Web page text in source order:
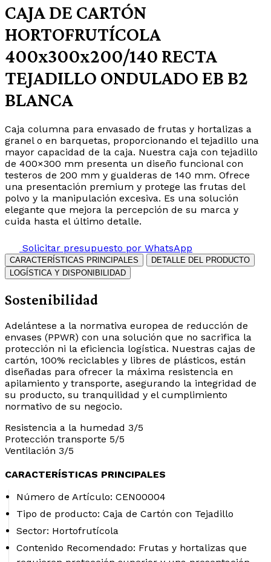
CAJA DE CARTÓN
HORTOFRUTÍCOLA
400x300x200/140 RECTA
TEJADILLO ONDULADO EB B2
BLANCA
Caja columna para envasado de frutas y hortalizas a
granel o en barquetas, proporcionando el tejadillo una
mayor capacidad de la caja. Nuestra caja con tejadillo
de 400×300 mm presenta un diseño funcional con
testeros de 200 mm y gualderas de 140 mm. Ofrece
una presentación premium y protege las frutas del
polvo y la manipulación excesiva. Es una solución
elegante que mejora la percepción de su marca y
cuida hasta el último detalle.
Solicitar presupuesto por WhatsApp
CARACTERÍSTICAS PRINCIPALES
DETALLE DEL PRODUCTO
LOGÍSTICA Y DISPONIBILIDAD
Sostenibilidad
Adelántese a la normativa europea de reducción de
envases (PPWR) con una solución que no sacrifica la
protección ni la eficiencia logística. Nuestras cajas de
cartón, 100% reciclables y libres de plásticos, están
diseñadas para ofrecer la máxima resistencia en
apilamiento y transporte, asegurando la integridad de
su producto, su tranquilidad y el cumplimiento
normativo de su negocio.
Resistencia a la humedad 3/5
Protección transporte 5/5
Ventilación 3/5
CARACTERÍSTICAS PRINCIPALES
Número de Artículo: CEN00004
Tipo de producto: Caja de Cartón con Tejadillo
Sector: Hortofrutícola
Contenido Recomendado: Frutas y hortalizas que